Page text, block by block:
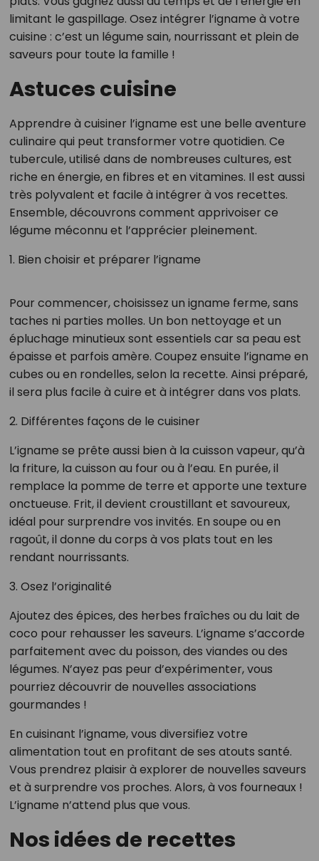
limitant le gaspillage. Osez intégrer l’igname à votre
cuisine : c’est un légume sain, nourrissant et plein de
saveurs pour toute la famille !
Astuces cuisine
Apprendre à cuisiner l’igname est une belle aventure
culinaire qui peut transformer votre quotidien. Ce
tubercule, utilisé dans de nombreuses cultures, est
riche en énergie, en fibres et en vitamines. Il est aussi
très polyvalent et facile à intégrer à vos recettes.
Ensemble, découvrons comment apprivoiser ce
légume méconnu et l’apprécier pleinement.
1. Bien choisir et préparer l’igname
Pour commencer, choisissez un igname ferme, sans
taches ni parties molles. Un bon nettoyage et un
épluchage minutieux sont essentiels car sa peau est
épaisse et parfois amère. Coupez ensuite l’igname en
cubes ou en rondelles, selon la recette. Ainsi préparé,
il sera plus facile à cuire et à intégrer dans vos plats.
2. Différentes façons de le cuisiner
L’igname se prête aussi bien à la cuisson vapeur, qu’à
la friture, la cuisson au four ou à l’eau. En purée, il
remplace la pomme de terre et apporte une texture
onctueuse. Frit, il devient croustillant et savoureux,
idéal pour surprendre vos invités. En soupe ou en
ragoût, il donne du corps à vos plats tout en les
rendant nourrissants.
3. Osez l’originalité
Ajoutez des épices, des herbes fraîches ou du lait de
coco pour rehausser les saveurs. L’igname s’accorde
parfaitement avec du poisson, des viandes ou des
légumes. N’ayez pas peur d’expérimenter, vous
pourriez découvrir de nouvelles associations
gourmandes !
En cuisinant l’igname, vous diversifiez votre
alimentation tout en profitant de ses atouts santé.
Vous prendrez plaisir à explorer de nouvelles saveurs
et à surprendre vos proches. Alors, à vos fourneaux !
L’igname n’attend plus que vous.
Nos idées de recettes